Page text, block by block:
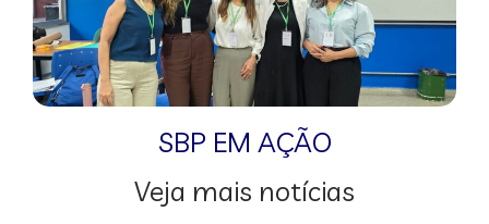
SBP EM AÇÃO
Veja mais notícias